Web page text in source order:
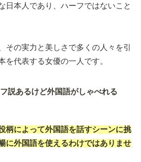
日本人であり、ハーフではないこと
その実力と美しさで多くの人々を引
を代表する女優の一人です。
説あるけど外国語がしゃべれる
柄によって外国語を話すシーンに挑
に外国語を使えるわけではありませ